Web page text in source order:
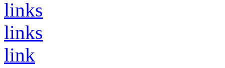
links
links
link